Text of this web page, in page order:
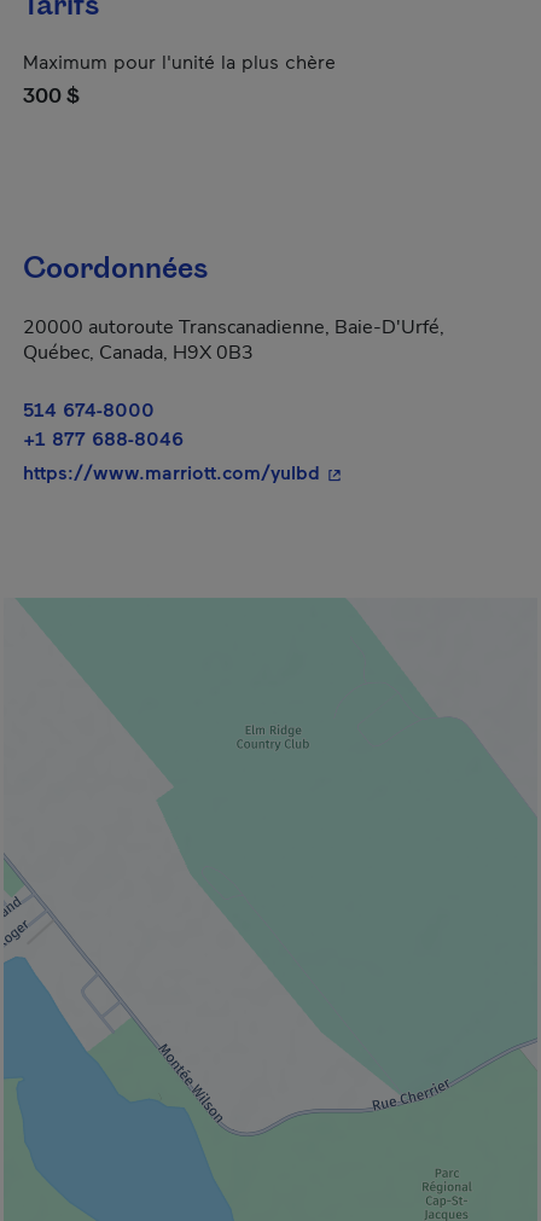
Maximum pour l'unité la plus chère
300 $
Coordonnées
20000 autoroute Transcanadienne, Baie-D'Urfé,
Québec, Canada, H9X 0B3
514 674-8000
+1 877 688-8046
https://www.marriott.com/yulbd - Cet hyperlien